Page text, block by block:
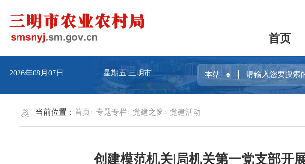
首页
2026年08月07日 星期五三明市
当前位置：首页 专题专栏 党建之窗 党建活动
创建模范机关|局机关第一党支部开